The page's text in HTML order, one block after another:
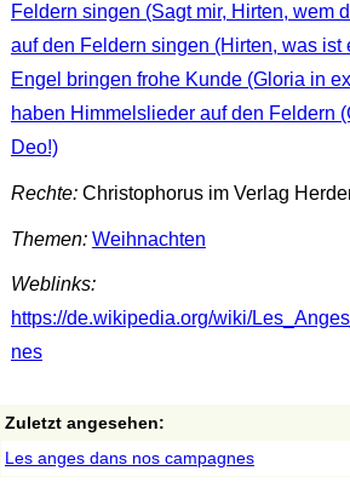
Feldern singen (Sagt mir, Hirten, wem
auf den Feldern singen (Hirten, was ist
Engel bringen frohe Kunde (Gloria in
haben Himmelslieder auf den Feldern
Deo!)
Rechte:Christophorus im Verlag
Themen: Weihnachten
Weblinks:
https://de.wikipedia.org/wiki/
nes
Zuletzt angesehen:
Les anges dans nos campagnes